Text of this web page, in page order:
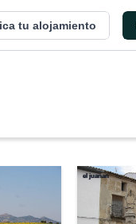
tu alojamiento
el juanan